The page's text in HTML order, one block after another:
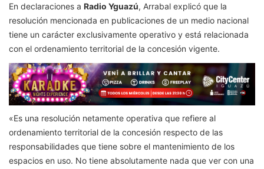
En declaraciones a Radio Yguazú, Arrabal explicó que la
resolución mencionada en publicaciones de un medio nacional
tiene un carácter exclusivamente operativo y está relacionada
con el ordenamiento territorial de la concesión vigente.
«Es una resolución netamente operativa que refiere al
ordenamiento territorial de la concesión respecto de las
responsabilidades que tiene sobre el mantenimiento de los
espacios en uso. No tiene absolutamente nada que ver con una